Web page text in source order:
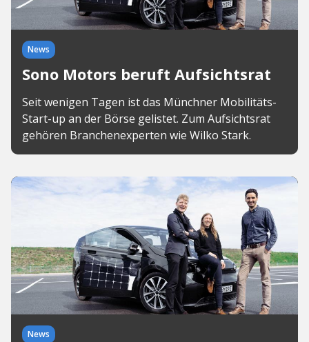
News
Sono Motors beruft Aufsichtsrat
Seit wenigen Tagen ist das Münchner Mobilitäts-
Start-up an der Börse gelistet. Zum Aufsichtsrat
gehören Branchenexperten wie Wilko Stark.
News